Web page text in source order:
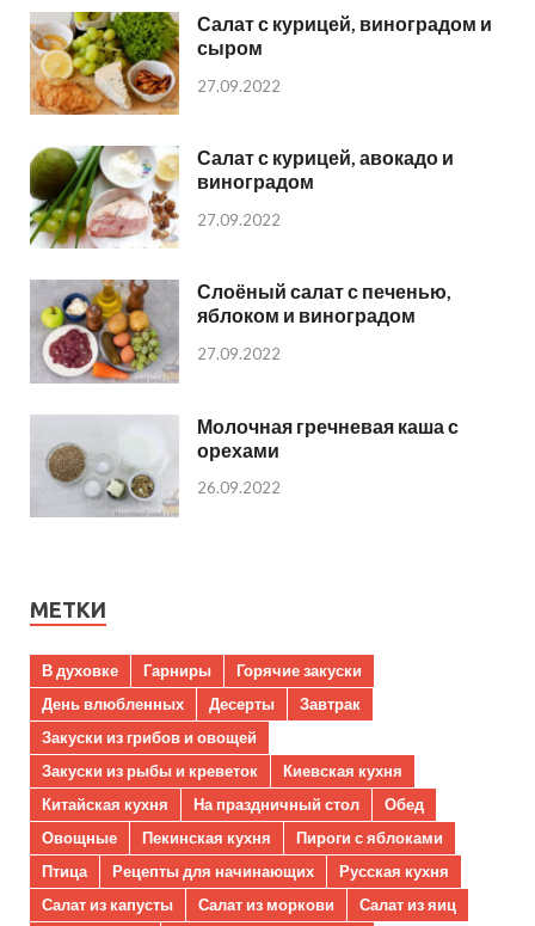
Салат с курицей, виноградом и
сыром
27.09.2022
Салат с курицей, авокадо и
виноградом
27.09.2022
Слоёный салат с печенью,
яблоком и виноградом
27.09.2022
Молочная гречневая каша с
орехами
26.09.2022
МЕТКИ
В духовке Гарниры
Горячие закуски
День влюбленных
Десерты
Завтрак
Закуски из грибов и овощей
Закуски из рыбы и креветок
Киевская кухня
Китайская кухня
На праздничный стол
Обед
Овощные
Пекинская кухня
Пироги с яблоками
Птица
Рецепты для начинающих
Русская кухня
Салат из капусты
Салат из моркови
Салат из яиц